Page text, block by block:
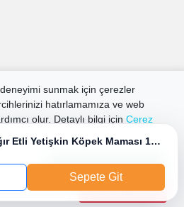
Pro Plan Duo Delice Sığır Etli Yetişkin Köpek Maması 10 Kg
Sepete Git
sunmak için çerezler
hatırlamamıza ve web
olur. Detaylı bilgi için Çerez
Tüm Çerezleri Kabul Et
Çerezleri Reddet
değerinde indirim kuponu kazanın
Üye Ol
Tic. A.Ş. Her Hakkı Saklıdır.